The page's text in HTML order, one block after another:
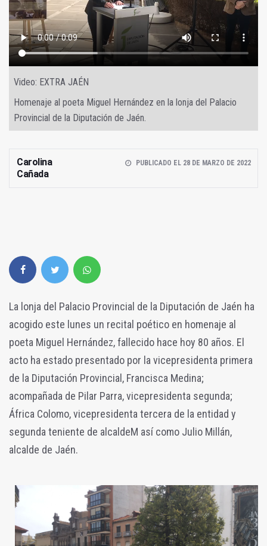
Video: EXTRA JAÉN
Homenaje al poeta Miguel Hernández en la lonja del Palacio
Provincial de la Diputación de Jaén.
Carolina
Cañada
PUBLICADO EL 28 DE MARZO DE 2022
La lonja del Palacio Provincial de la Diputación de Jaén ha
acogido este lunes un recital poético en homenaje al
poeta Miguel Hernández, fallecido hace hoy 80 años. El
acto ha estado presentado por la vicepresidenta primera
de la Diputación Provincial, Francisca Medina;
acompañada de Pilar Parra, vicepresidenta segunda;
África Colomo, vicepresidenta tercera de la entidad y
segunda teniente de alcaldeM así como Julio Millán,
alcalde de Jaén.